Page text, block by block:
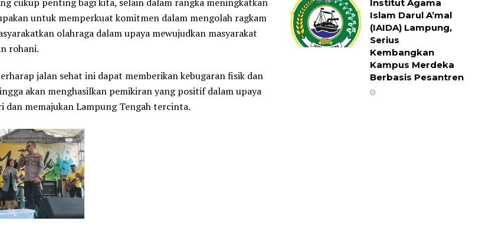
untuk memperkuat komitmen dalam mengolah ragkam
olahraga dalam upaya mewujudkan masyarakat
rohani.
jalan sehat ini dapat memberikan kebugaran fisik dan
akan menghasilkan pemikiran yang positif dalam upaya
dan memajukan Lampung Tengah tercinta.
Institut Agama
Islam Darul A’mal
(IAIDA) Lampung,
Serius
Kembangkan
Kampus Merdeka
Berbasis Pesantren